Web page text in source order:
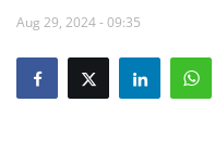
How to Reach Malout
Aug 29, 2024 - 09:35